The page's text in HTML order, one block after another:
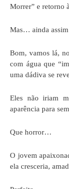
Morrer” e retorno
Mas… ainda
Bom, vamos lá,
com água que
uma dádiva se
Eles não iriam
aparência para
Que horror…
O jovem
ela cresceria,